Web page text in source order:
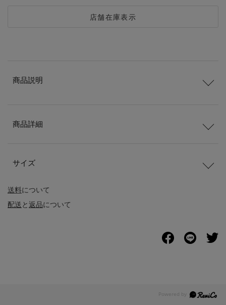
店舗在庫表示
送料について
配送と返品について
商品説明
商品詳細
サイズ